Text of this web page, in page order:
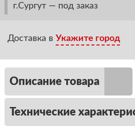
г.Сургут — под заказ
Доставка в Укажите город
Описание товара
Технические